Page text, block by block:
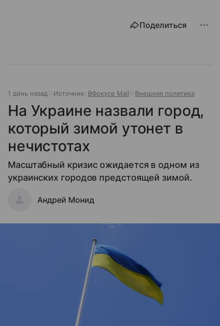
Поделиться
1 день назад Источник: ВФокусе Mail Внешняя политика
На Украине назвали город,
который зимой утонет в
нечистотах
Масштабный кризис ожидается в одном из
украинских городов предстоящей зимой.
Андрей Монид